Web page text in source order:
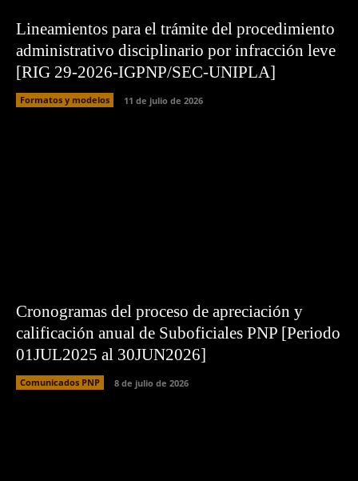
Lineamientos para el trámite del procedimiento
administrativo disciplinario por infracción leve
[RIG 29-2026-IGPNP/SEC-UNIPLA]
Formatos y modelos 11 de julio de 2026
Cronogramas del proceso de apreciación y
calificación anual de Suboficiales PNP [Periodo
01JUL2025 al 30JUN2026]
Comunicados PNP 8 de julio de 2026